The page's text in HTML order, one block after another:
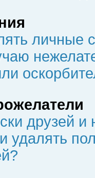
личные
друзей
удалять